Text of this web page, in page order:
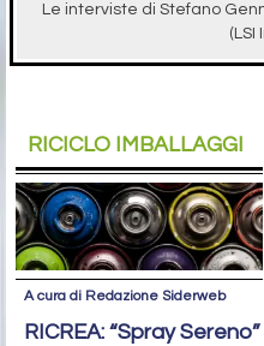
Le interviste di Stefano
(LSI
RICICLO IMBALLAGGI
A cura di Redazione Siderweb
RICREA: “Spray Sereno”